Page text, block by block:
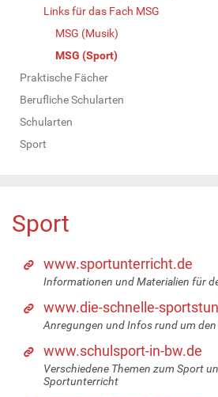
Links für das Fach MSG
MSG (Musik)
MSG (Sport)
Praktische Fächer
Berufliche Schularten
Schularten
Sport
Sport
www.sportunterricht.de
Informationen und Materialien für
www.die-schnelle-
Anregungen und Infos rund um
www.schulsport-in-bw.de
Verschiedene Themen zum Sport
Sportunterricht